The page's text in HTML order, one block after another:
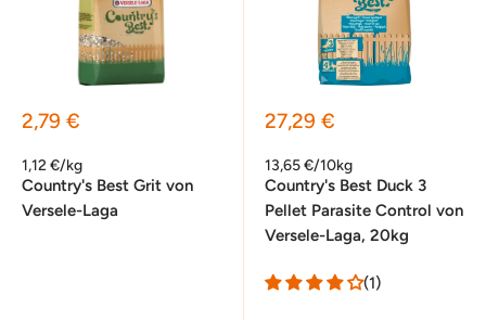
Sonderpreis
2,79 €
1,12 €/kg
Country's Best Grit von
Versele-Laga
Sonderpreis
27,29 €
13,65 €/10kg
Country's Best Duck 3
Pellet Parasite Control von
Versele-Laga, 20kg
(1)